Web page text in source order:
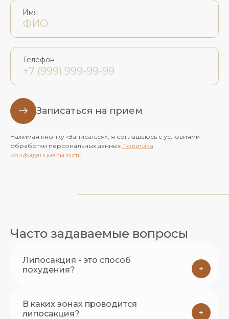
Имя
Телефон
Записаться на прием
Нажимая кнопку «Записаться», я соглашаюсь с условиями
обработки персональных данных Политика
конфиденциальности
Часто задаваемые вопросы
Липосакция - это способ
похудения?
+
В каких зонах проводится
липосакция?
+